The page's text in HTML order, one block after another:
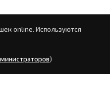
online. Используются
)